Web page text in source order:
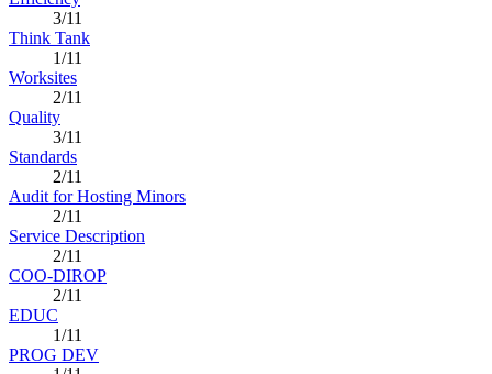
3/11
Think Tank
1/11
Worksites
2/11
Quality
3/11
Standards
2/11
Audit for Hosting Minors
2/11
Service Description
2/11
COO-DIROP
2/11
EDUC
1/11
PROG DEV